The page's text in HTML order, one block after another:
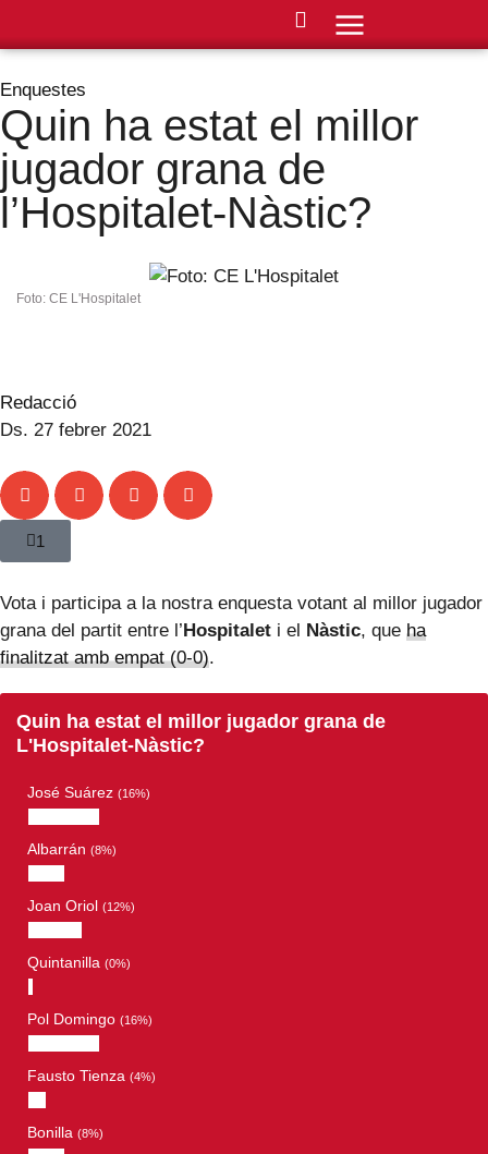
Enquestes
Quin ha estat el millor
jugador grana de
l’Hospitalet-Nàstic?
Foto: CE L'Hospitalet
Redacció
Ds. 27 febrer 2021
1
Vota i participa a la nostra enquesta votant al millor jugador
grana del partit entre l’Hospitalet i el Nàstic, que ha
finalitzat amb empat (0-0).
Quin ha estat el millor jugador grana de
L'Hospitalet-Nàstic?
José Suárez (16%)
Albarrán (8%)
Joan Oriol (12%)
Quintanilla (0%)
Pol Domingo (16%)
Fausto Tienza (4%)
Bonilla (8%)